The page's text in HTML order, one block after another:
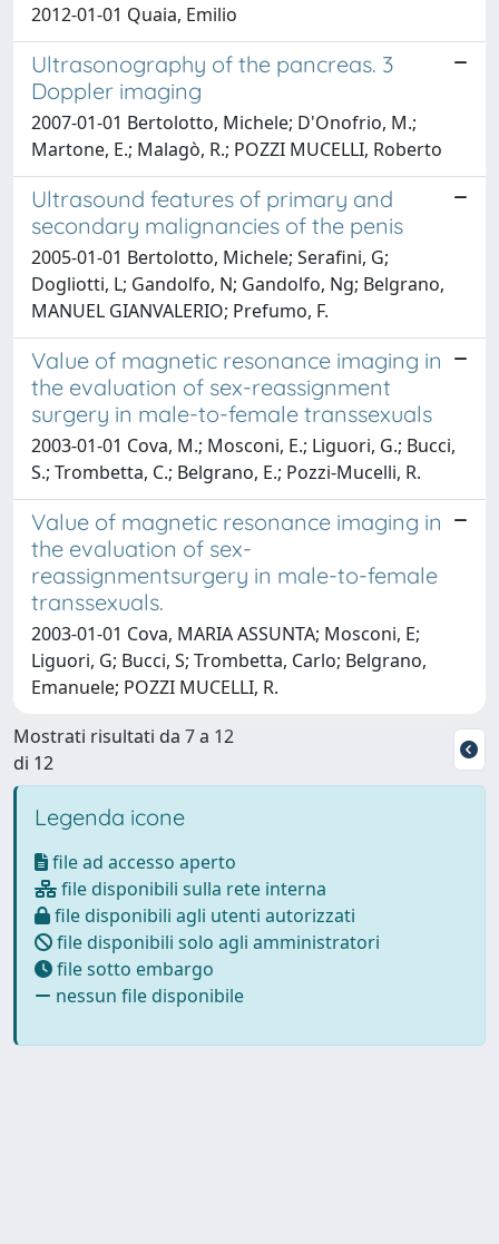
2012-01-01 Quaia, Emilio
Ultrasonography of the pancreas. 3
Doppler imaging
2007-01-01 Bertolotto, Michele; D'Onofrio, M.;
Martone, E.; Malagò, R.; POZZI MUCELLI, Roberto
Ultrasound features of primary and
secondary malignancies of the penis
2005-01-01 Bertolotto, Michele; Serafini, G;
Dogliotti, L; Gandolfo, N; Gandolfo, Ng; Belgrano,
MANUEL GIANVALERIO; Prefumo, F.
Value of magnetic resonance imaging in
the evaluation of sex-reassignment
surgery in male-to-female transsexuals
2003-01-01 Cova, M.; Mosconi, E.; Liguori, G.; Bucci,
S.; Trombetta, C.; Belgrano, E.; Pozzi-Mucelli, R.
Value of magnetic resonance imaging in
the evaluation of sex-
reassignmentsurgery in male-to-female
transsexuals.
2003-01-01 Cova, MARIA ASSUNTA; Mosconi, E;
Liguori, G; Bucci, S; Trombetta, Carlo; Belgrano,
Emanuele; POZZI MUCELLI, R.
Mostrati risultati da 7 a 12
di 12
Legenda icone
file ad accesso aperto
file disponibili sulla rete interna
file disponibili agli utenti autorizzati
file disponibili solo agli amministratori
file sotto embargo
nessun file disponibile